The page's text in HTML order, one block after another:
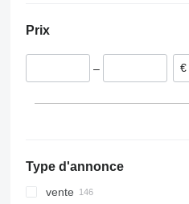
Roumanie
Hongrie
Prix
–
Type d'annonce
vente